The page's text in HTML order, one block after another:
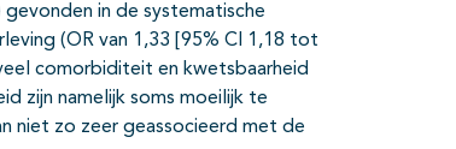
in de systematische
(OR van 1,33 [95% CI 1,18 tot
comorbiditeit en kwetsbaarheid
zijn namelijk soms moeilijk te
niet zo zeer geassocieerd met de